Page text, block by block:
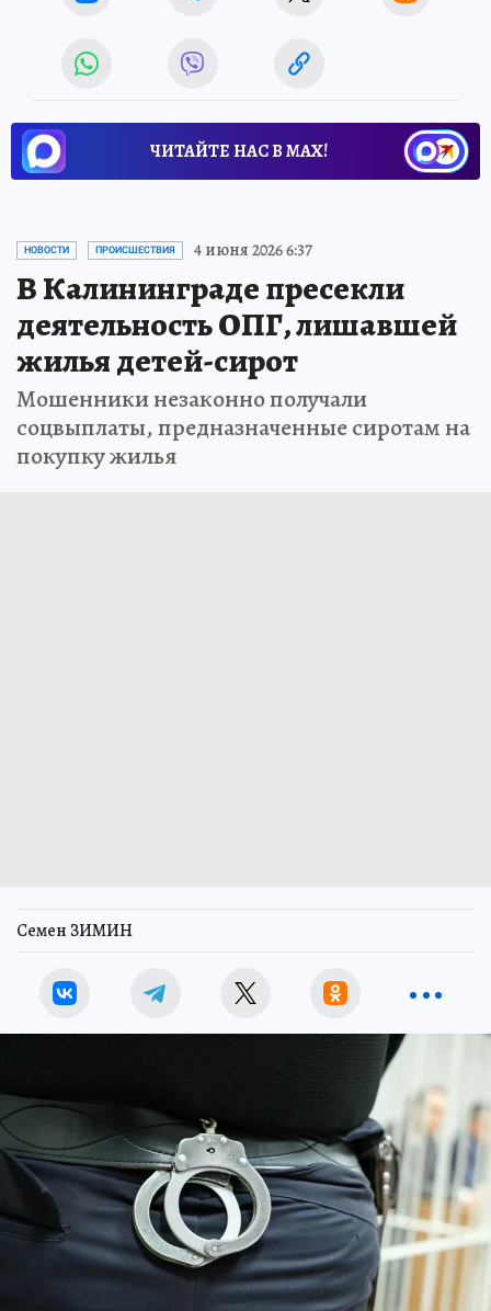
ЧИТАЙТЕ НАС В МАХ!
НОВОСТИ ПРОИСШЕСТВИЯ 4 июня 2026 6:37
В Калининграде пресекли
деятельность ОПГ, лишавшей
жилья детей-сирот
Мошенники незаконно получали
соцвыплаты, предназначенные сиротам на
покупку жилья
Семен ЗИМИН